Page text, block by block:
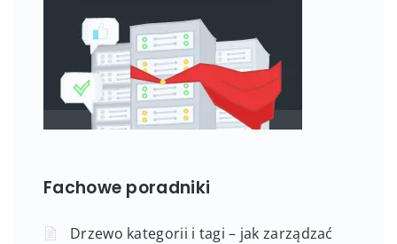
Fachowe poradniki
Drzewo kategorii i tagi – jak zarządzać